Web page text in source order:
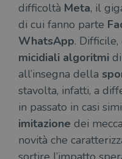
difficoltà Meta, il
di cui fanno parte
WhatsApp.
micidiali algoritmi
all’insegna della
stavolta, infatti, a
in passato in casi
imitazione dei
novità che